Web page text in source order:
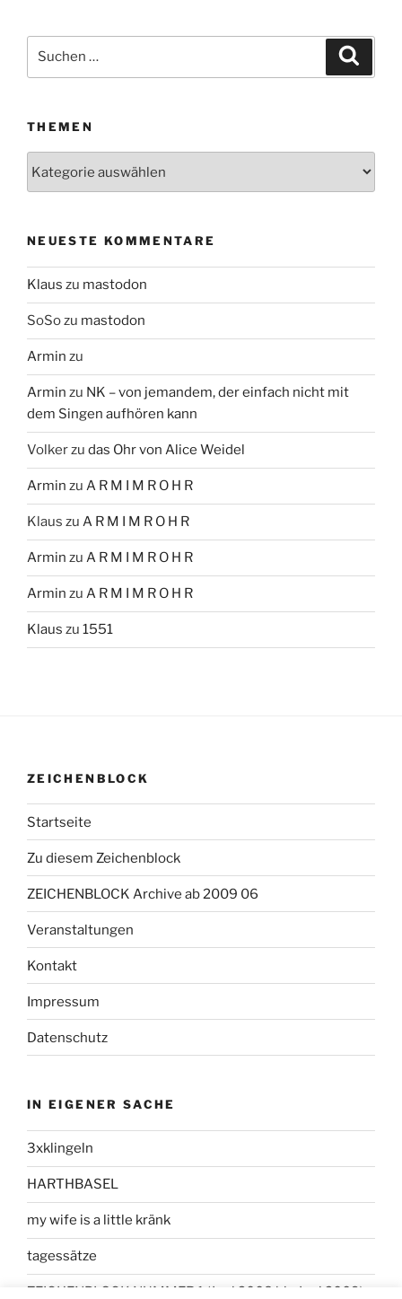
Suchen
THEMEN
NEUESTE KOMMENTARE
Klaus zu mastodon
SoSozu mastodon
Armin zu
Armin zu NK – von jemandem, der einfach nicht mit
dem Singen aufhören kann
Volkerzu das Ohr von Alice Weidel
Armin zu A R M I M R O H R
Klaus zu A R M I M R O H R
Armin zu A R M I M R O H R
Armin zu A R M I M R O H R
Klaus zu 1551
ZEICHENBLOCK
Startseite
Zu diesem Zeichenblock
ZEICHENBLOCK Archive ab 2009 06
Veranstaltungen
Kontakt
Impressum
Datenschutz
IN EIGENER SACHE
3xklingeln
HARTHBASEL
my wife is a little kränk
tagessätze
ZEICHENBLOCK NUMMER 1 (Juni 2008 bis Juni 2009)